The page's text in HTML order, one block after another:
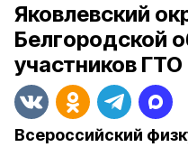
Яковлевский
Белгородской
участников ГТО
Всероссийский